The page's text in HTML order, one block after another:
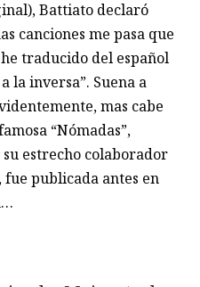
Battiato declaró
canciones me pasa que
traducido del español
la inversa”. Suena a
mas cabe
“Nómadas”,
estrecho colaborador
fue publicada antes en